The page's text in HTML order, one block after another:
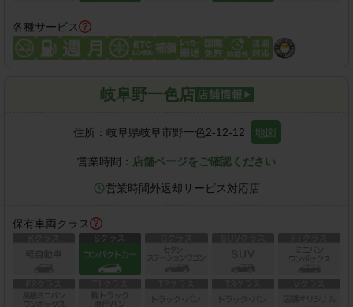
各種サービス
岐阜野一色店
住所： 岐阜県岐阜市野一色2-12-12 地図
営業時間： 店舗ページをご確認ください
営業時間外返却サービス対応店
保有車両クラス